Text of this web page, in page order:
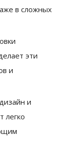
в сложных
эти
и
и
легко